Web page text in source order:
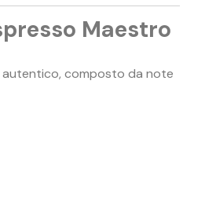
Maestro
autentico, composto da note